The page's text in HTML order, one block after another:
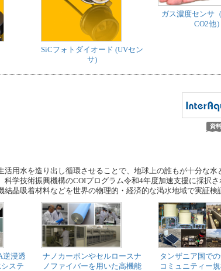
SiCフォトダイオード (UVセン
サ)
ガス濃度センサ
CO2他）
資
用水を造り出し循環させることで、地球上の誰もが十分な水
学技術振興機構のCOIプログラム令和4年度加速支援に採択
晶吸着材料などを世界の物理的・経済的な渇水地域で実証検
逆浸透
ステ
ナノカーボンやセルロースナ
ノファイバーを用いた高機能
タンザニア国で
コミュニティー